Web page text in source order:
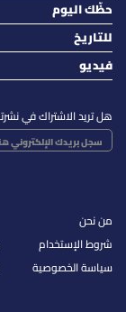
حظّك اليوم
للتاريخ
فيديو
هل تريد الاشتراك في
من نحن
شروط الإستخدام
سياسة الخصوصية